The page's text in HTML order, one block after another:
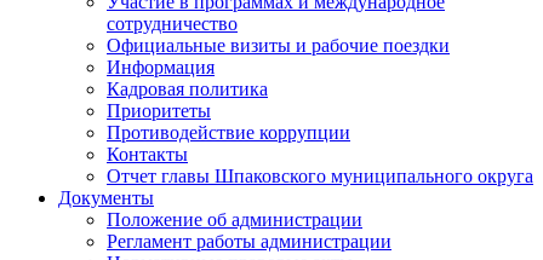
сотрудничество
Официальные визиты и рабочие поездки
Информация
Кадровая политика
Приоритеты
Противодействие коррупции
Контакты
Отчет главы Шпаковского муниципального округа
Документы
Положение об администрации
Регламент работы администрации